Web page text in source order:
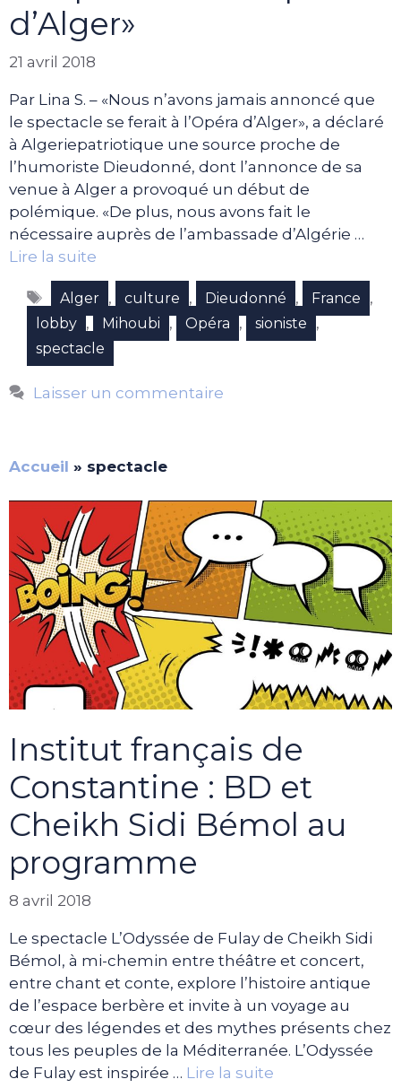
d’Alger»
21 avril 2018
Par Lina S. – «Nous n’avons jamais annoncé que
le spectacle se ferait à l’Opéra d’Alger», a déclaré
à Algeriepatriotique une source proche de
l’humoriste Dieudonné, dont l’annonce de sa
venue à Alger a provoqué un début de
polémique. «De plus, nous avons fait le
nécessaire auprès de l’ambassade d’Algérie …
Lire la suite
Étiquettes
Alger , culture , Dieudonné , France ,
lobby , Mihoubi , Opéra , sioniste ,
spectacle
Laisser un commentaire
Accueil » spectacle
Institut français de
Constantine : BD et
Cheikh Sidi Bémol au
programme
8 avril 2018
Le spectacle L’Odyssée de Fulay de Cheikh Sidi
Bémol, à mi-chemin entre théâtre et concert,
entre chant et conte, explore l’histoire antique
de l’espace berbère et invite à un voyage au
cœur des légendes et des mythes présents chez
tous les peuples de la Méditerranée. L’Odyssée
de Fulay est inspirée … Lire la suite